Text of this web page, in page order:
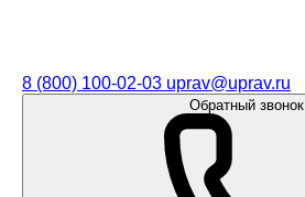
8 (800) 100-02-03 uprav@uprav.ru
Обратный звонок